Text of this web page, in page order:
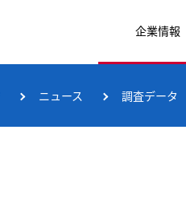
企業情報
ニュース 調査データ